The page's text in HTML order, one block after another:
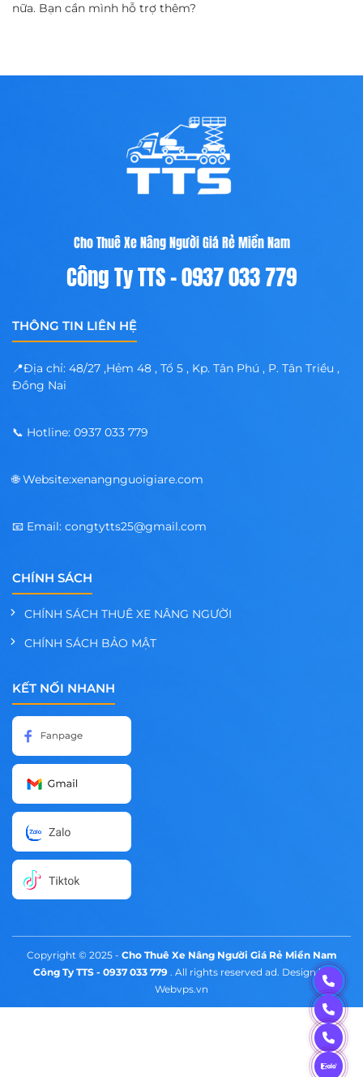
nữa. Bạn cần mình hỗ trợ thêm?
Cho Thuê Xe Nâng Người Giá Rẻ Miền Nam
Công Ty TTS - 0937 033 779
THÔNG TIN LIÊN HỆ
📍Địa chỉ: 48/27 ,Hẻm 48 , Tổ 5 , Kp. Tân Phú , P. Tân Triều ,
Đồng Nai
📞 Hotline: 0937 033 779
🌐 Website:xenangnguoigiare.com
📧 Email: congtytts25@gmail.com
CHÍNH SÁCH
CHÍNH SÁCH THUÊ XE NÂNG NGƯỜI
CHÍNH SÁCH BẢO MẬT
KẾT NỐI NHANH
Copyright © 2025 - Cho Thuê Xe Nâng Người Giá Rẻ Miền Nam
Công Ty TTS - 0937 033 779. All rights reserved ad. Design by
Webvps.vn